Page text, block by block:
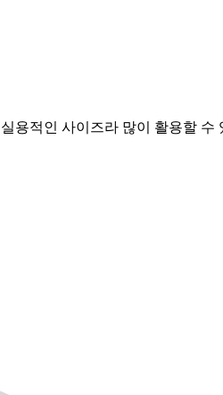
용적인 사이즈라 많이 활용할 수